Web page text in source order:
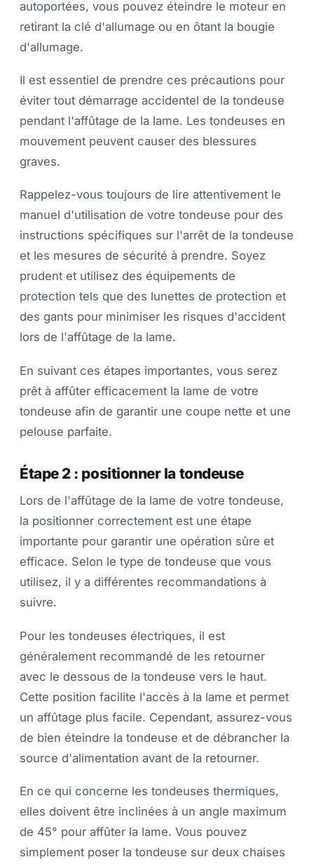
autoportées, vous pouvez éteindre le moteur en
retirant la clé d'allumage ou en ôtant la bougie
d'allumage.
Il est essentiel de prendre ces précautions pour
éviter tout démarrage accidentel de la tondeuse
pendant l'affûtage de la lame. Les tondeuses en
mouvement peuvent causer des blessures
graves.
Rappelez-vous toujours de lire attentivement le
manuel d'utilisation de votre tondeuse pour des
instructions spécifiques sur l'arrêt de la tondeuse
et les mesures de sécurité à prendre. Soyez
prudent et utilisez des équipements de
protection tels que des lunettes de protection et
des gants pour minimiser les risques d'accident
lors de l'affûtage de la lame.
En suivant ces étapes importantes, vous serez
prêt à affûter efficacement la lame de votre
tondeuse afin de garantir une coupe nette et une
pelouse parfaite.
Étape 2 : positionner la tondeuse
Lors de l'affûtage de la lame de votre tondeuse,
la positionner correctement est une étape
importante pour garantir une opération sûre et
efficace. Selon le type de tondeuse que vous
utilisez, il y a différentes recommandations à
suivre.
Pour les tondeuses électriques, il est
généralement recommandé de les retourner
avec le dessous de la tondeuse vers le haut.
Cette position facilite l'accès à la lame et permet
un affûtage plus facile. Cependant, assurez-vous
de bien éteindre la tondeuse et de débrancher la
source d'alimentation avant de la retourner.
En ce qui concerne les tondeuses thermiques,
elles doivent être inclinées à un angle maximum
de 45° pour affûter la lame. Vous pouvez
simplement poser la tondeuse sur deux chaises